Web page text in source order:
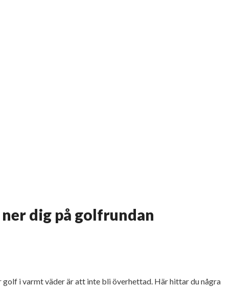
dig på golfrundan
golf i varmt väder är att inte bli överhettad. Här hittar du några